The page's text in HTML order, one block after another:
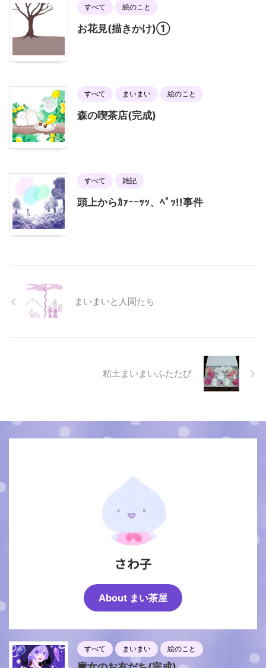
すべて 絵のこと
お花見(描きかけ)①
すべて まいまい 絵のこと
森の喫茶店(完成)
すべて 雑記
頭上からｶｧｰｰｯｯ、ﾍﾟｯ!!事件
まいまいと人間たち
粘土まいまいふたたび
さわ子
About まい茶屋
すべて まいまい 絵のこと